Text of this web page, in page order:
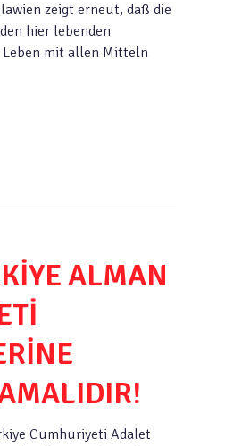
zeigt erneut, daß die
hier lebenden
Leben mit allen Mitteln
ALMAN
Cumhuriyeti Adalet